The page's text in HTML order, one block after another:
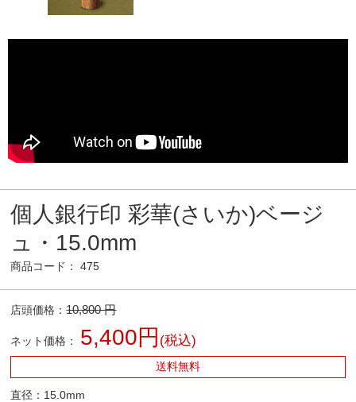
個人銀行印 彩華(さいか)ベージ
ュ・15.0mm
商品コード： 475
店頭価格：10,800 円
ネット価格： 5,400円 (税込)
送料無料
直径：15.0mm